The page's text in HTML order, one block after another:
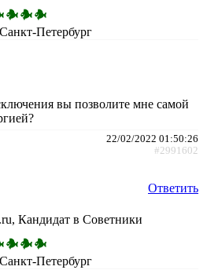
Санкт-Петербург
вы позволите мне самой
22/02/2022 01:50:26
#2991602
Ответить
Кандидат в Советники
Санкт-Петербург